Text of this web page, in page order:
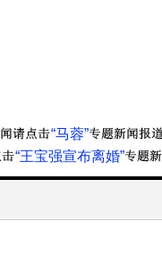
“马蓉”
“王宝强宣布离婚”